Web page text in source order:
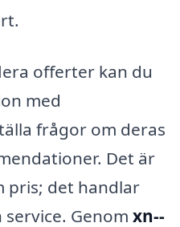
offerter kan du
med
frågor om deras
Det är
pris; det handlar
Genom xn--